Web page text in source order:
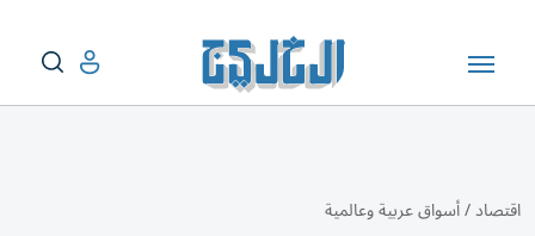
اقتصاد/أسواق عربية وعالمية